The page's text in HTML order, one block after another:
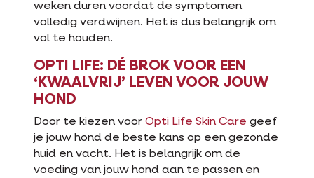
weken duren voordat de symptomen
volledig verdwijnen. Het is dus belangrijk om
vol te houden.
OPTI LIFE: DÉ BROK VOOR EEN
‘KWAALVRIJ’ LEVEN VOOR JOUW
HOND
Door te kiezen voor Opti Life Skin Care geef
je jouw hond de beste kans op een gezonde
huid en vacht. Het is belangrijk om de
voeding van jouw hond aan te passen en